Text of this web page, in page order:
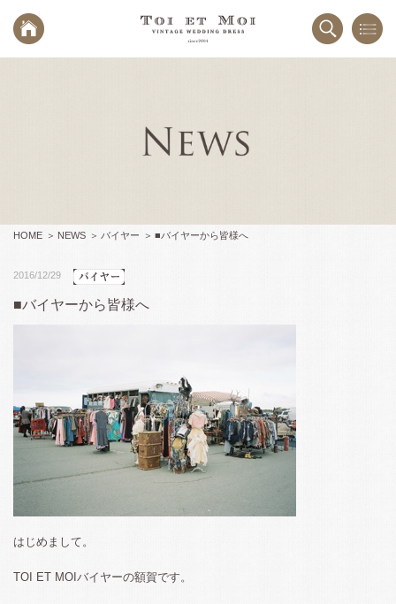
HOME NEWS バイヤー ■バイヤーから皆様へ
2016/12/29
■バイヤーから皆様へ
はじめまして。
TOI ET MOIバイヤーの額賀です。